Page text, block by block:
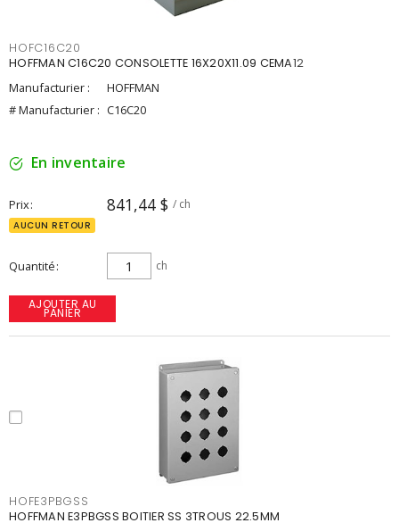
HOFC16C20
HOFFMAN C16C20 CONSOLETTE 16X20X11.09 CEMA12
Manufacturier :
HOFFMAN
# Manufacturier : C16C20
En inventaire
Prix 841,44 $ / ch
AUCUN RETOUR
Quantité ch
AJOUTER AU
PANIER
HOFE3PBGSS
HOFFMAN E3PBGSS BOITIER SS 3TROUS 22.5MM